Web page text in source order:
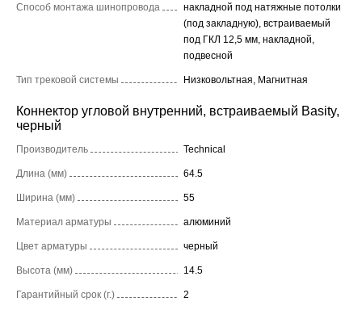
Способ монтажа шинопровода
накладной под натяжные потолки
(под закладную), встраиваемый
под ГКЛ 12,5 мм, накладной,
подвесной
Тип трековой системы Низковольтная, Магнитная
Коннектор угловой внутренний, встраиваемый Basity,
черный
Производитель Technical
Длина (мм) 64.5
Ширина (мм) 55
Материал арматуры алюминий
Цвет арматуры черный
Высота (мм) 14.5
Гарантийный срок (г.) 2